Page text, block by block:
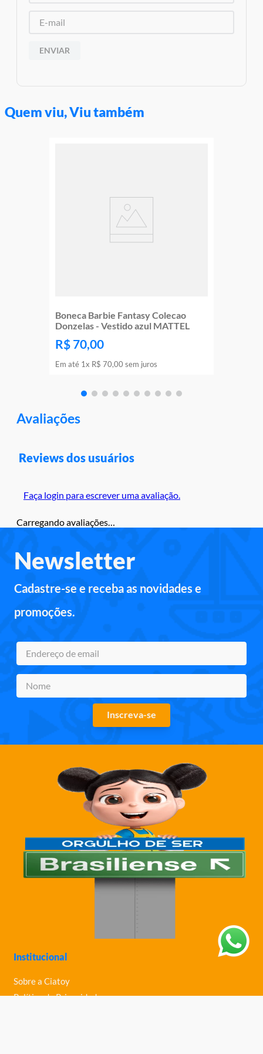
ENVIAR
Quem viu, Viu também
Boneca Barbie Fantasy Colecao
Donzelas - Vestido azul MATTEL
R$ 70,00
Em até 1x R$ 70,00 sem juros
Avaliações
Reviews dos usuários
Faça login para escrever uma avaliação.
Carregando avaliações…
Newsletter
Cadastre-se e receba as novidades e
promoções.
Inscreva-se
Institucional
Sobre a Ciatoy
Política de Privacidade